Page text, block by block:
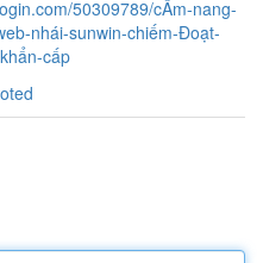
50309789/cẨm-nang-
nhái-sunwin-chiếm-Đoạt-
cấp